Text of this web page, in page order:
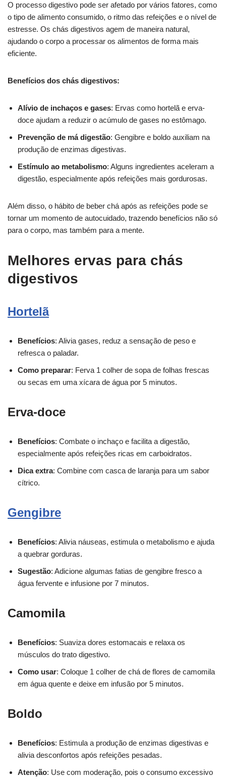
O processo digestivo pode ser afetado por vários fatores, como
o tipo de alimento consumido, o ritmo das refeições e o nível de
estresse. Os chás digestivos agem de maneira natural,
ajudando o corpo a processar os alimentos de forma mais
eficiente.
Benefícios dos chás digestivos:
Alívio de inchaços e gases: Ervas como hortelã e erva-
doce ajudam a reduzir o acúmulo de gases no estômago.
Prevenção de má digestão: Gengibre e boldo auxiliam na
produção de enzimas digestivas.
Estímulo ao metabolismo: Alguns ingredientes aceleram a
digestão, especialmente após refeições mais gordurosas.
Além disso, o hábito de beber chá após as refeições pode se
tornar um momento de autocuidado, trazendo benefícios não só
para o corpo, mas também para a mente.
Melhores ervas para chás
digestivos
Hortelã
Benefícios: Alivia gases, reduz a sensação de peso e
refresca o paladar.
Como preparar: Ferva 1 colher de sopa de folhas frescas
ou secas em uma xícara de água por 5 minutos.
Erva-doce
Benefícios: Combate o inchaço e facilita a digestão,
especialmente após refeições ricas em carboidratos.
Dica extra: Combine com casca de laranja para um sabor
cítrico.
Gengibre
Benefícios: Alivia náuseas, estimula o metabolismo e ajuda
a quebrar gorduras.
Sugestão: Adicione algumas fatias de gengibre fresco a
água fervente e infusione por 7 minutos.
Camomila
Benefícios: Suaviza dores estomacais e relaxa os
músculos do trato digestivo.
Como usar: Coloque 1 colher de chá de flores de camomila
em água quente e deixe em infusão por 5 minutos.
Boldo
Benefícios: Estimula a produção de enzimas digestivas e
alivia desconfortos após refeições pesadas.
Atenção: Use com moderação, pois o consumo excessivo